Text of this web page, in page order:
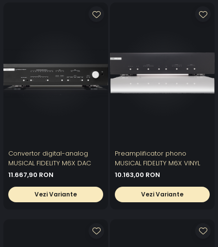
Convertor digital-analog
MUSICAL FIDELITY M6X DAC
11.667,90 RON
Vezi Variante
Preamplificator phono
MUSICAL FIDELITY M6X VINYL
10.163,00 RON
Vezi Variante